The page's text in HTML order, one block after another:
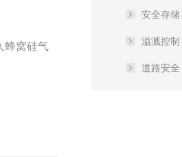
蜂窝硅气
安全存储
溢溅控制
道路安全